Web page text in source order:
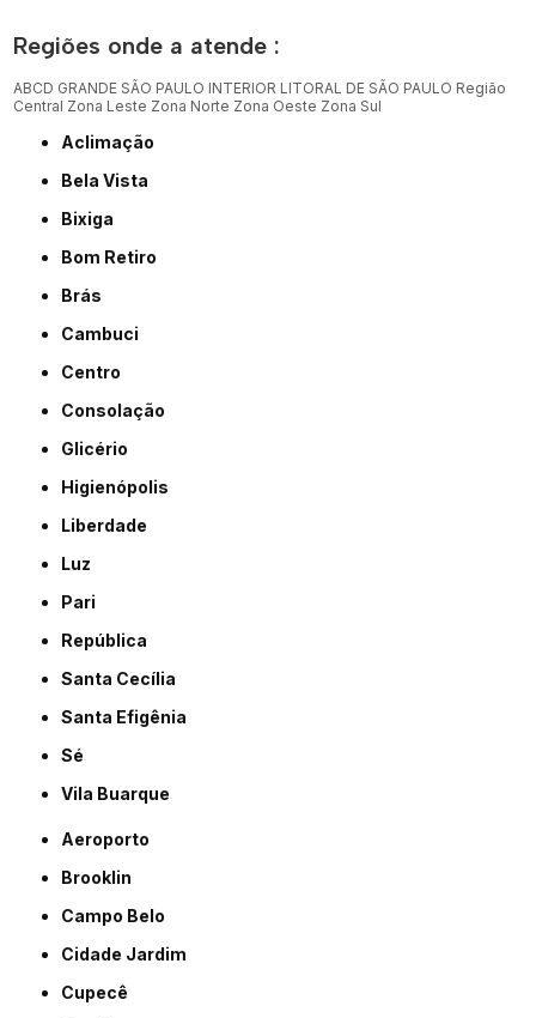
Regiões onde a atende :
ABCD GRANDE SÃO PAULO INTERIOR LITORAL DE SÃO PAULO Região
Central Zona Leste Zona Norte Zona Oeste Zona Sul
Aclimação
Bela Vista
Bixiga
Bom Retiro
Brás
Cambuci
Centro
Consolação
Glicério
Higienópolis
Liberdade
Luz
Pari
República
Santa Cecília
Santa Efigênia
Sé
Vila Buarque
Aeroporto
Brooklin
Campo Belo
Cidade Jardim
Cupecê